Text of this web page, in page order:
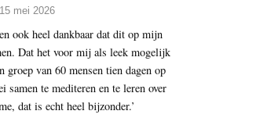
mei 2026
ook heel dankbaar dat dit op mijn
Dat het voor mij als leek mogelijk
groep van 60 mensen tien dagen op
samen te mediteren en te leren over
dat is echt heel bijzonder.’